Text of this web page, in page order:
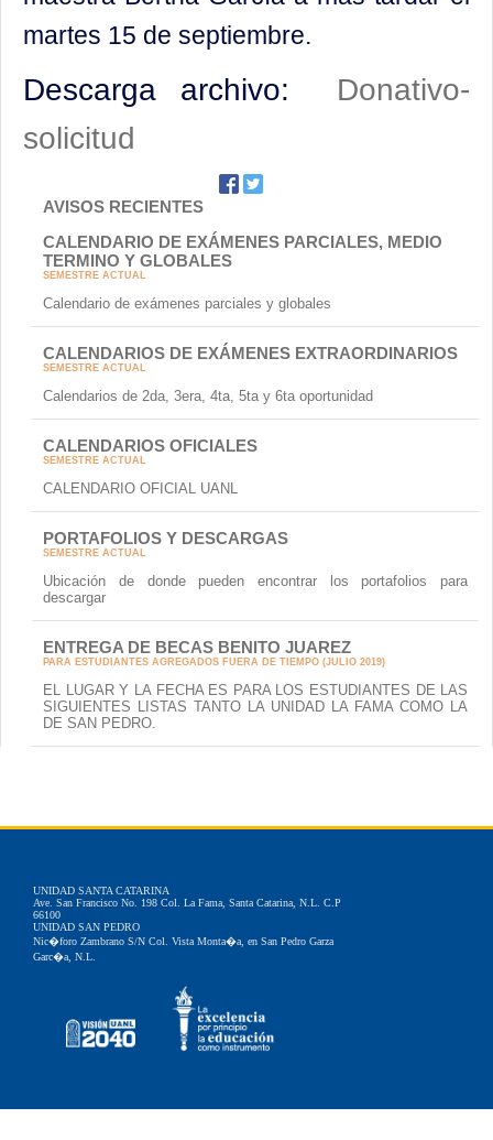
martes 15 de septiembre.
Descarga archivo: Donativo-
solicitud
AVISOS RECIENTES
CALENDARIO DE EXÁMENES PARCIALES, MEDIO
TERMINO Y GLOBALES
SEMESTRE ACTUAL
Calendario de exámenes parciales y globales
CALENDARIOS DE EXÁMENES EXTRAORDINARIOS
SEMESTRE ACTUAL
Calendarios de 2da, 3era, 4ta, 5ta y 6ta oportunidad
CALENDARIOS OFICIALES
SEMESTRE ACTUAL
CALENDARIO OFICIAL UANL
PORTAFOLIOS Y DESCARGAS
SEMESTRE ACTUAL
Ubicación de donde pueden encontrar los portafolios para
descargar
ENTREGA DE BECAS BENITO JUAREZ
PARA ESTUDIANTES AGREGADOS FUERA DE TIEMPO (JULIO 2019)
EL LUGAR Y LA FECHA ES PARA LOS ESTUDIANTES DE LAS
SIGUIENTES LISTAS TANTO LA UNIDAD LA FAMA COMO LA
DE SAN PEDRO.
UNIDAD SANTA CATARINA
Ave. San Francisco No. 198 Col. La Fama, Santa Catarina, N.L. C.P
66100
UNIDAD SAN PEDRO
Nic�foro Zambrano S/N Col. Vista Monta�a, en San Pedro Garza
Garc�a, N.L.